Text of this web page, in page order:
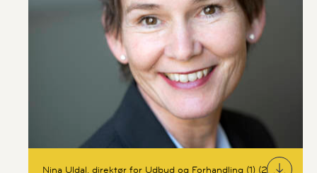
Nina Uldal, direktør for Udbud og Forhandling (1) (2) (1)